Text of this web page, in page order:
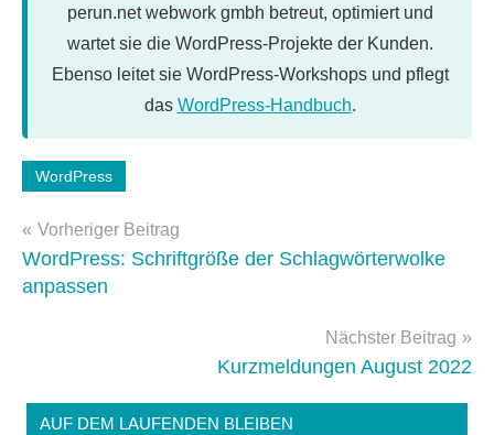
perun.net webwork gmbh betreut, optimiert und
wartet sie die WordPress-Projekte der Kunden.
Ebenso leitet sie WordPress-Workshops und pflegt
das WordPress-Handbuch.
Schlagwörter:
Plugins
WordPress
Beitragsnavigation
Vorheriger Beitrag
WordPress: Schriftgröße der Schlagwörterwolke
anpassen
Nächster Beitrag
Kurzmeldungen August 2022
AUF DEM LAUFENDEN BLEIBEN